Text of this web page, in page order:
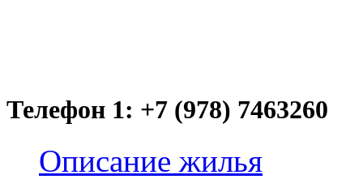
Телефон 1: +7 (978) 7463260
Описание жилья